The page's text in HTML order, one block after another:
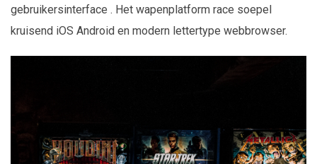
gebruikersinterface . Het wapenplatform race soepel
kruisend iOS Android en modern lettertype webbrowser.